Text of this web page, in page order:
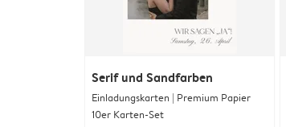
Serif und Sandfarben
Einladungskarten | Premium Papier
10er Karten-Set